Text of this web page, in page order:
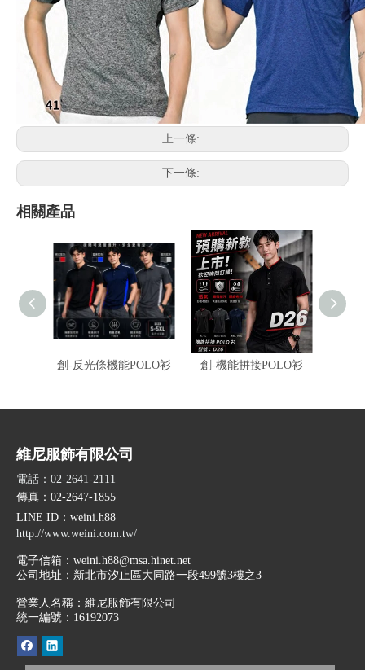
上一條:
下一條:
相關產品
創-反光條機能POLO衫 創-機能拼接POLO衫
維尼服飾有限公司
電話：02-2641-2111
傳真：02-2647-1855
LINE ID ：weini.h88
http://www.weini.com.tw/
電子信箱： weini.h88@msa.hinet.net
公司地址： 新北市汐止區大同路一段499號3樓之3
營業人名稱：維尼服飾有限公司
統一編號：16192073